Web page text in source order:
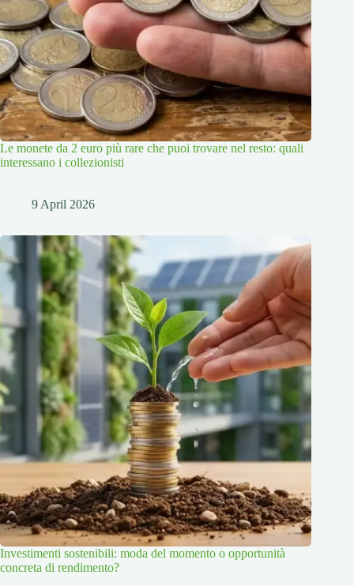
Le monete da 2 euro più rare che puoi trovare nel resto: quali
interessano i collezionisti
9 April 2026
Investimenti sostenibili: moda del momento o opportunità
concreta di rendimento?